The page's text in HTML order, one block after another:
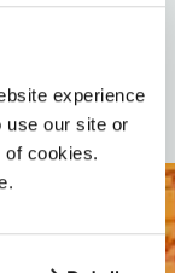
experience
use our site or
of cookies.